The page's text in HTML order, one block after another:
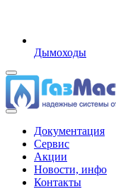
Дымоходы
Документация
Сервис
Акции
Новости, инфо
Контакты